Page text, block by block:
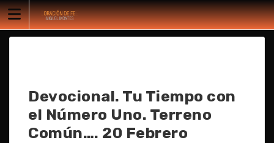
Skip
to
content
Devocional. Tu Tiempo con
el Número Uno. Terreno
Común…. 20 Febrero